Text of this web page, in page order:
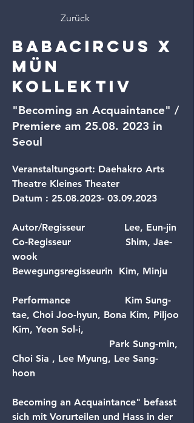
Zurück
BaBaCircus X
MÜN
Kollektiv
"Becoming an Acquaintance" /
Premiere am 25.08. 2023 in
Seoul
Veranstaltungsort: Daehakro Arts
Theatre Kleines Theater
Datum : 25.08.2023- 03.09.2023
Autor/Regisseur Lee, Eun-jin
Co-Regisseur Shim, Jae-
wook
Bewegungsregisseurin Kim, Minju
Performance Kim Sung-
tae, Choi Joo-hyun, Bona Kim, Piljoo
Kim, Yeon Sol-i,
Choi Sia , Lee Myung, Lee Sang-
hoon
Becoming an Acquaintance" befasst
sich mit Vorurteilen und Hass in der